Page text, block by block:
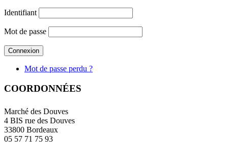
Identifiant
Mot de passe
Mot de passe perdu ?
COORDONNÉES
Marché des Douves
4 BIS rue des Douves
33800 Bordeaux
05 57 71 75 93